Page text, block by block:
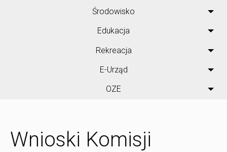
Środowisko
Edukacja
Rekreacja
E-Urząd
OZE
Wnioski Komisji